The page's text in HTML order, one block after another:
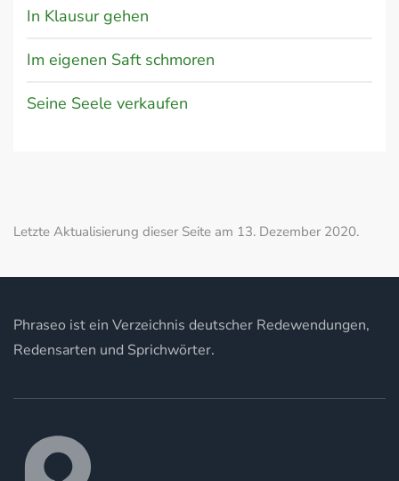
In Klausur gehen
Im eigenen Saft schmoren
Seine Seele verkaufen
Letzte Aktualisierung dieser Seite am 13. Dezember 2020.
Phraseo ist ein Verzeichnis deutscher Redewendungen,
Redensarten und Sprichwörter.